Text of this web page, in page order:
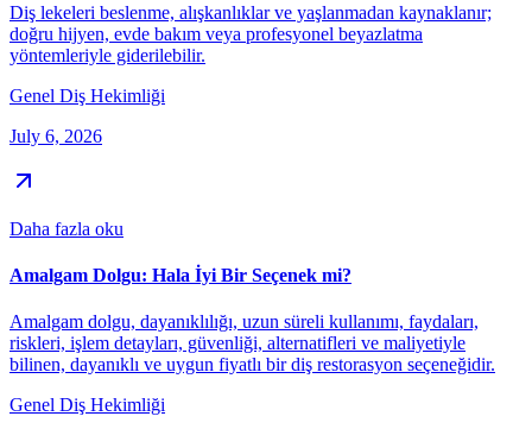
Diş lekeleri beslenme, alışkanlıklar ve yaşlanmadan kaynaklanır;
doğru hijyen, evde bakım veya profesyonel beyazlatma
yöntemleriyle giderilebilir.
Genel Diş Hekimliği
July 6, 2026
Daha fazla oku
Amalgam Dolgu: Hala İyi Bir Seçenek mi?
Amalgam dolgu, dayanıklılığı, uzun süreli kullanımı, faydaları,
riskleri, işlem detayları, güvenliği, alternatifleri ve maliyetiyle
bilinen, dayanıklı ve uygun fiyatlı bir diş restorasyon seçeneğidir.
Genel Diş Hekimliği